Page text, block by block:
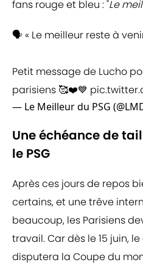
fans rouge et bleu : "Le
🗣️ « Le meilleur reste à
Petit message de Lucho
parisiens 🥰❤️💙
— Le Meilleur du PSG
Une échéance de
le PSG
Après ces jours de repos
certains, et une trêve
beaucoup, les Parisiens
travail. Car dès le 15 juin,
disputera la Coupe du